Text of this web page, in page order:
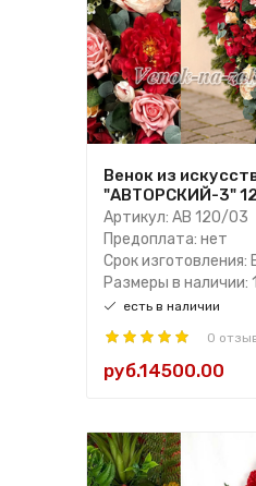
Венок из
"АВТОРСКИЙ-3"
Артикул: АВ 120/03
Предоплата: нет
Срок изготовления:
Размеры в наличии:
есть в наличии
0
руб.14500.00